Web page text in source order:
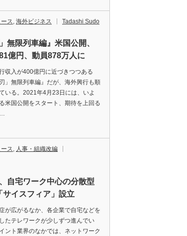
ス, 海外ビジネス Tadashi Sudo
無限列車編』米国公開、
億円、動員878万人に
収入が400億円に近づきつつある
」無限列車編』だが、海外興行も順
いる。2021年4月23日には、いよ
米国公開をスタート、期待を上回る
…
ス, 人事・組織改編
自宅ワーク中心の分散型
サイスフィア」設立
が広がるなか、各企業で自宅などを
たテレワークが少しずつ進んでい
ント業界のなかでは、ネットワーク